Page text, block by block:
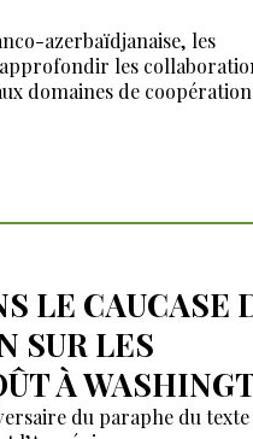
azerbaïdjanaise, les
les
domaines de coopération
LE CAUCASE
SUR LES
À
du paraphe du texte